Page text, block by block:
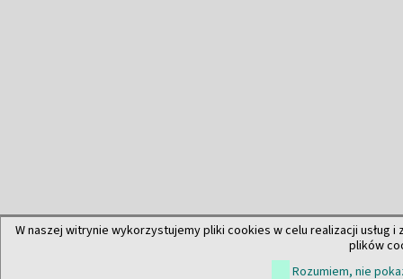
W naszej witrynie wykorzystujemy pliki cookies w celu realizacji usług i
plików
Rozumiem, nie